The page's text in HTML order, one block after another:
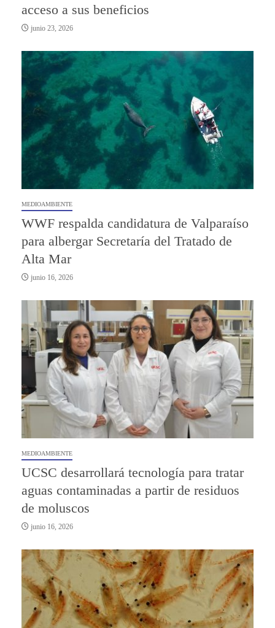
acceso a sus beneficios
junio 23, 2026
MEDIOAMBIENTE
WWF respalda candidatura de Valparaíso
para albergar Secretaría del Tratado de
Alta Mar
junio 16, 2026
MEDIOAMBIENTE
UCSC desarrollará tecnología para tratar
aguas contaminadas a partir de residuos
de moluscos
junio 16, 2026